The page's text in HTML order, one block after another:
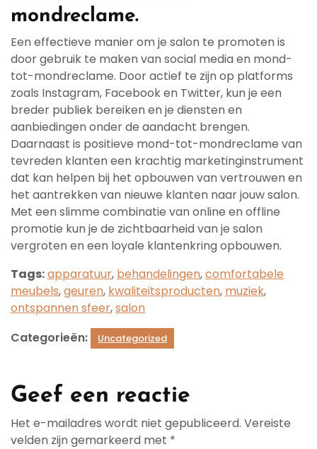
mondreclame.
Een effectieve manier om je salon te promoten is
door gebruik te maken van social media en mond-
tot-mondreclame. Door actief te zijn op platforms
zoals Instagram, Facebook en Twitter, kun je een
breder publiek bereiken en je diensten en
aanbiedingen onder de aandacht brengen.
Daarnaast is positieve mond-tot-mondreclame van
tevreden klanten een krachtig marketinginstrument
dat kan helpen bij het opbouwen van vertrouwen en
het aantrekken van nieuwe klanten naar jouw salon.
Met een slimme combinatie van online en offline
promotie kun je de zichtbaarheid van je salon
vergroten en een loyale klantenkring opbouwen.
Tags:apparatuur, behandelingen,comfortabele
meubels,geuren, kwaliteitsproducten, muziek,
ontspannen sfeer,salon
Categorieën:
Uncategorized
Geef een reactie
Het e-mailadres wordt niet gepubliceerd. Vereiste
velden zijn gemarkeerd met *